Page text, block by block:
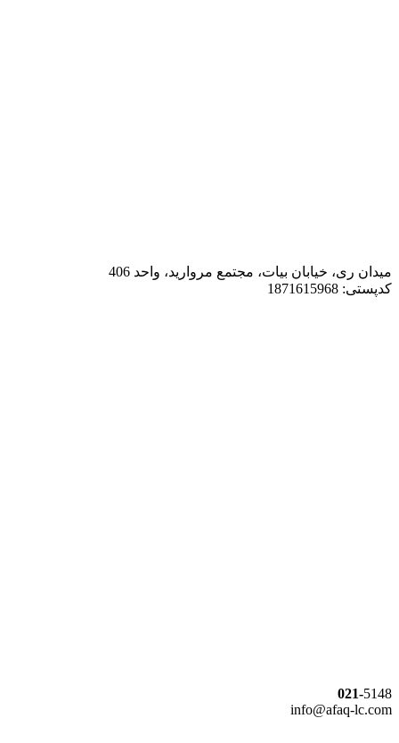
میدان ری، خیابان بیات، مجتمع مروارید، واحد 406
کدپستی: 1871615968
021-5148
info@afaq-lc.com